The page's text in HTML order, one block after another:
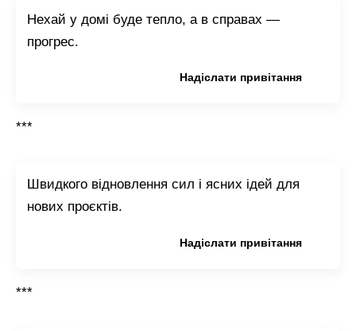
Нехай у домі буде тепло, а в справах —
прогрес.
Надіслати привітання
***
Швидкого відновлення сил і ясних ідей для
нових проєктів.
Надіслати привітання
***